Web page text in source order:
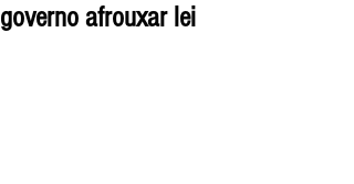
governo afrouxar lei